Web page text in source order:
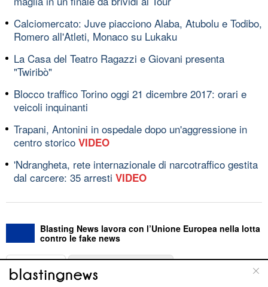
Calciomercato: Juve piacciono Alaba, Atubolu e Todibo,
Romero all'Atleti, Monaco su Lukaku
La Casa del Teatro Ragazzi e Giovani presenta
"Twiribò"
Blocco traffico Torino oggi 21 dicembre 2017: orari e
veicoli inquinanti
Trapani, Antonini in ospedale dopo un'aggressione in
centro storico VIDEO
'Ndrangheta, rete internazionale di narcotraffico gestita
dal carcere: 35 arresti VIDEO
Blasting News lavora con l’Unione Europea nella lotta
contro le fake news
ABOUT